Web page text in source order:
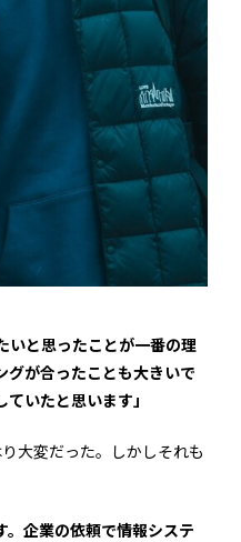
いと思ったことが一番の理
グが合ったことも大きいで
いたと思います」
大変だった。しかしそれも
。企業の依頼で情報システ